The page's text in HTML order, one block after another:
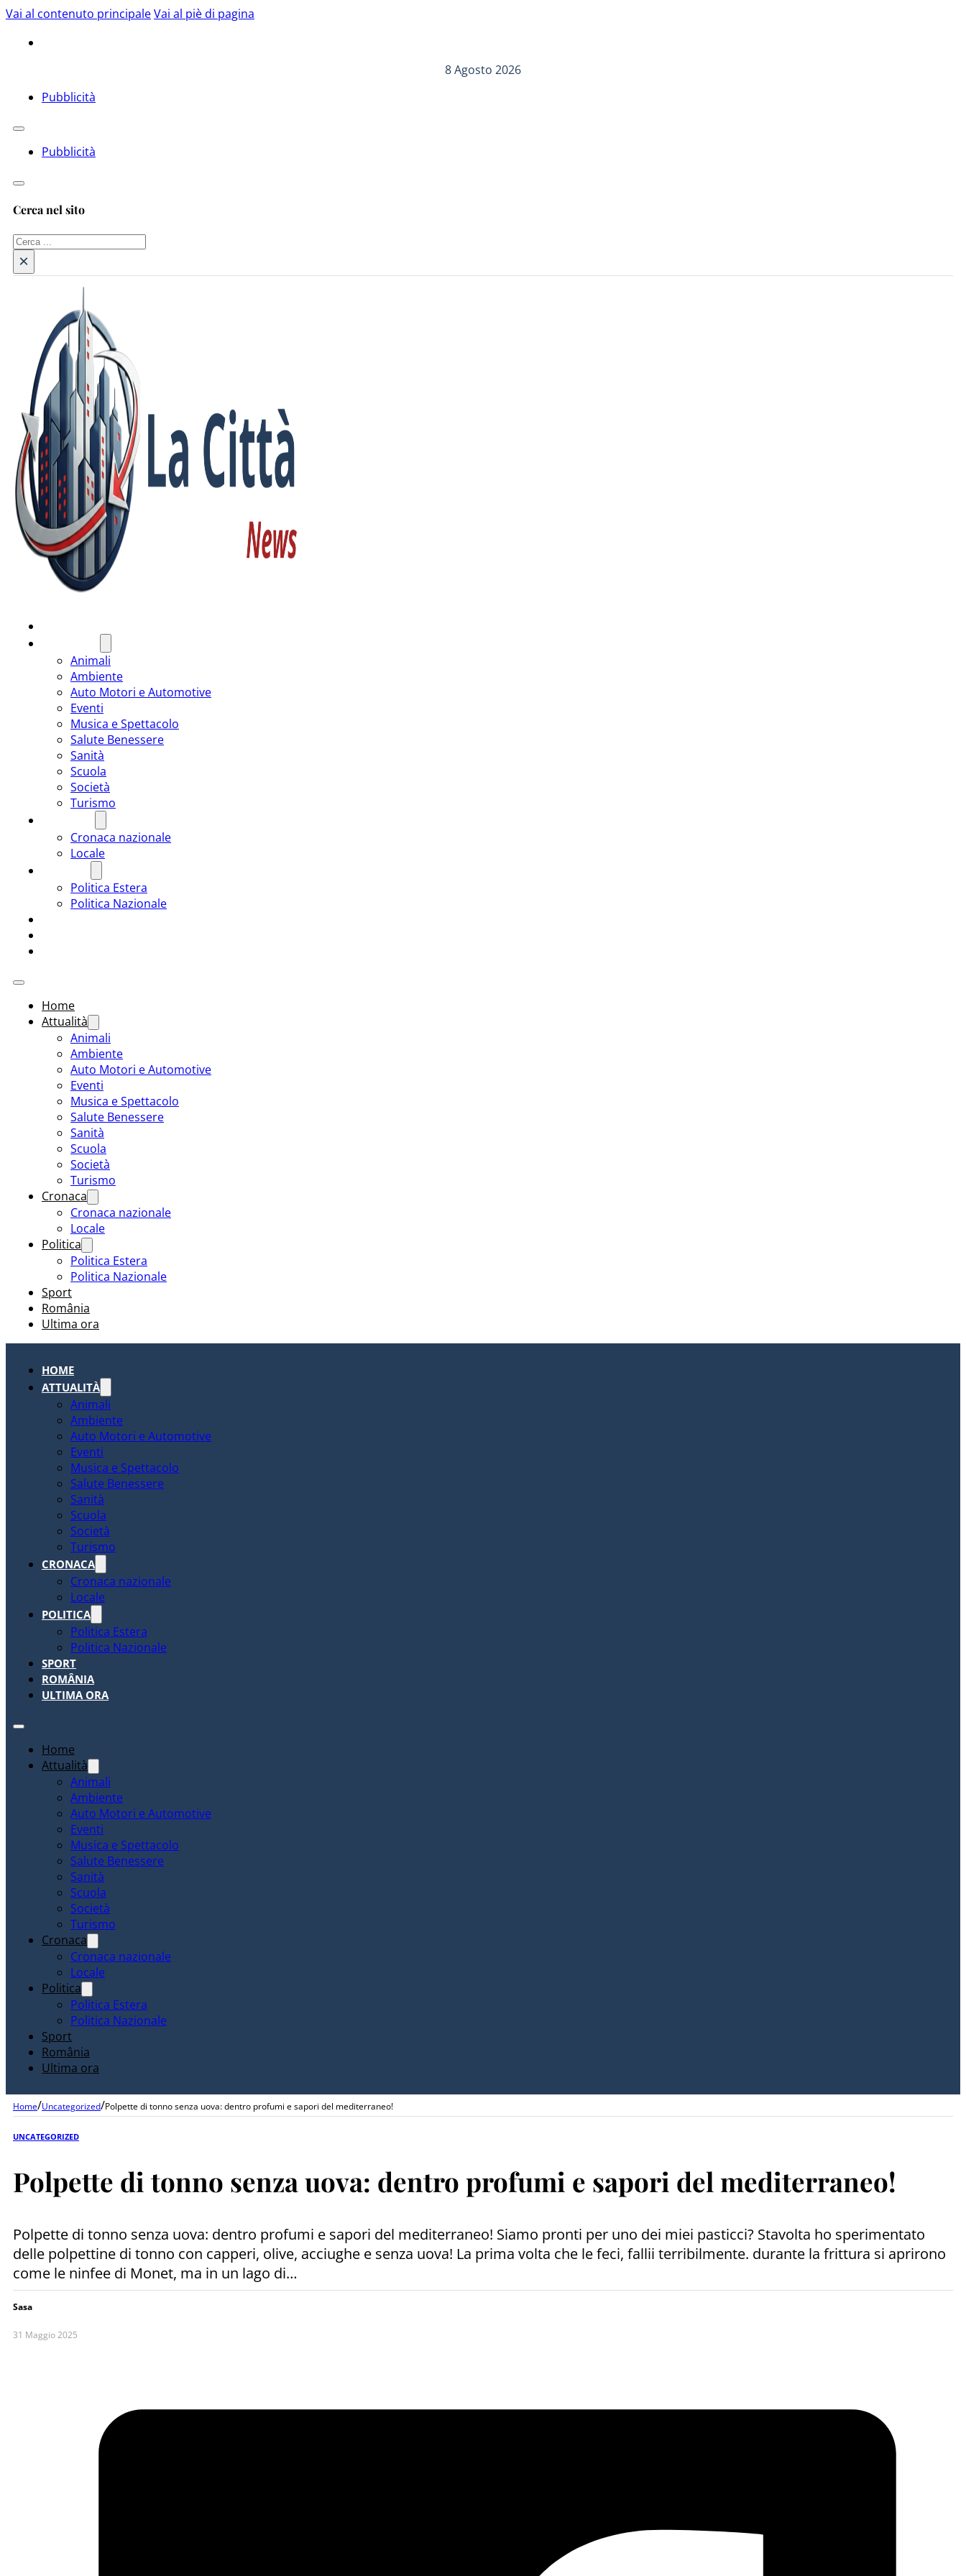
Vai al contenuto principaleVai al piè di pagina
8 Agosto 2026
Pubblicità
Pubblicità
Cerca nel sito
Cerca
×
Animali
Ambiente
Auto Motori e Automotive
Eventi
Musica e Spettacolo
Salute Benessere
Sanità
Scuola
Società
Turismo
Cronaca nazionale
Locale
Politica Estera
Politica Nazionale
Home
Attualità
Animali
Ambiente
Auto Motori e Automotive
Eventi
Musica e Spettacolo
Salute Benessere
Sanità
Scuola
Società
Turismo
Cronaca
Cronaca nazionale
Locale
Politica
Politica Estera
Politica Nazionale
Sport
România
Ultima ora
HOME
ATTUALITÀ
Animali
Ambiente
Auto Motori e Automotive
Eventi
Musica e Spettacolo
Salute Benessere
Sanità
Scuola
Società
Turismo
CRONACA
Cronaca nazionale
Locale
POLITICA
Politica Estera
Politica Nazionale
SPORT
ROMÂNIA
ULTIMA ORA
Home
Attualità
Animali
Ambiente
Auto Motori e Automotive
Eventi
Musica e Spettacolo
Salute Benessere
Sanità
Scuola
Società
Turismo
Cronaca
Cronaca nazionale
Locale
Politica
Politica Estera
Politica Nazionale
Sport
România
Ultima ora
Home/Uncategorized/Polpette di tonno senza uova: dentro profumi e sapori del mediterraneo!
UNCATEGORIZED
Polpette di tonno senza uova: dentro profumi e sapori del mediterraneo!
Polpette di tonno senza uova: dentro profumi e sapori del mediterraneo! Siamo pronti per uno dei miei pasticci? Stavolta ho sperimentato
delle polpettine di tonno con capperi, olive, acciughe e senza uova! La prima volta che le feci, fallii terribilmente. durante la frittura si aprirono
come le ninfee di Monet, ma in un lago di…
Sasa
31 Maggio 2025